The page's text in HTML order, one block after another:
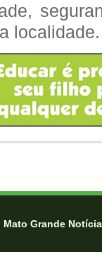
localidade.
Mato Grande